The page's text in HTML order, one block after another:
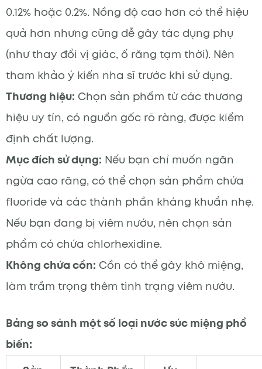
0.12% hoặc 0.2%. Nồng độ cao hơn có thể hiệu
quả hơn nhưng cũng dễ gây tác dụng phụ
(như thay đổi vị giác, ố răng tạm thời). Nên
tham khảo ý kiến nha sĩ trước khi sử dụng.
Thương hiệu: Chọn sản phẩm từ các thương
hiệu uy tín, có nguồn gốc rõ ràng, được kiểm
định chất lượng.
Mục đích sử dụng: Nếu bạn chỉ muốn ngăn
ngừa cao răng, có thể chọn sản phẩm chứa
fluoride và các thành phần kháng khuẩn nhẹ.
Nếu bạn đang bị viêm nướu, nên chọn sản
phẩm có chứa chlorhexidine.
Không chứa cồn: Cồn có thể gây khô miệng,
làm trầm trọng thêm tình trạng viêm nướu.
Bảng so sánh một số loại nước súc miệng phổ
biến: